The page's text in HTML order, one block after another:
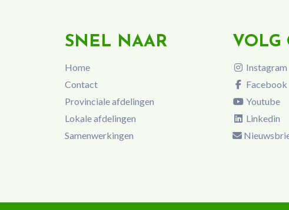
SNEL NAAR
Home
Contact
Provinciale afdelingen
Lokale afdelingen
Samenwerkingen
VOLG
Instagram
Facebook
Youtube
Linkedin